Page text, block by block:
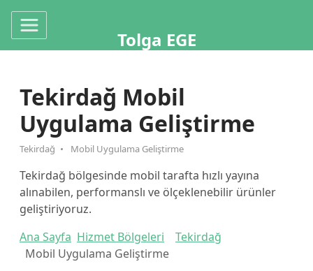
Tolga EGE
Tekirdağ Mobil
Uygulama Geliştirme
Tekirdağ Mobil Uygulama Geliştirme
Tekirdağ bölgesinde mobil tarafta hızlı yayına
alınabilen, performanslı ve ölçeklenebilir ürünler
geliştiriyoruz.
Ana Sayfa Hizmet Bölgeleri
Tekirdağ
Mobil Uygulama Geliştirme